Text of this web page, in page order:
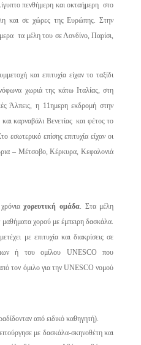
πενθήμερη και οκταήμερη στο
και σε χώρες της Ευρώπης. Στην
τα μέλη του σε Λονδίνο, Παρίσι,
και επιτυχία είχαν το ταξίδι
χωριά της κάτω Ιταλίας, στη
Άλπεις, η 11ημερη εκδρομή στην
καρναβάλι Βενετίας και φέτος το
επίσης επιτυχία είχαν οι
– Μέτσοβο, Κέρκυρα, Κεφαλονιά
χορευτική ομάδα. Στα μέλη
μαθήματα χορού με έμπειρη δασκάλα.
με επιτυχία και διακρίσεις σε
ή του ομίλου UNESCO που
τον όμιλο για την UNESCO νομού
από ειδικό καθηγητή).
με δασκάλα-σκηνοθέτη και